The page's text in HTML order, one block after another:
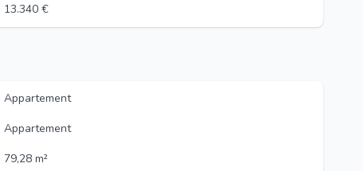
13.340 €
Appartement
Appartement
79,28 m²